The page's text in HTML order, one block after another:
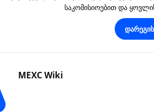
საკომისიოებით და
MEXC Wiki